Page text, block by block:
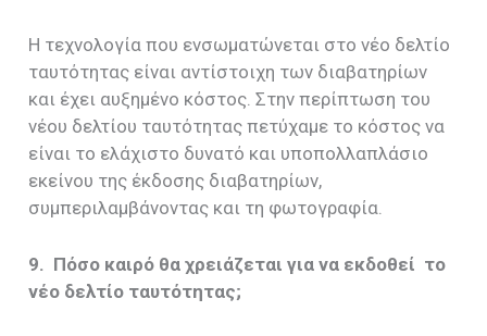
Η τεχνολογία που ενσωματώνεται στο νέο δελτίο
ταυτότητας είναι αντίστοιχη των διαβατηρίων
και έχει αυξημένο κόστος. Στην περίπτωση του
νέου δελτίου ταυτότητας πετύχαμε το κόστος να
είναι το ελάχιστο δυνατό και υποπολλαπλάσιο
εκείνου της έκδοσης διαβατηρίων,
συμπεριλαμβάνοντας και τη φωτογραφία.
9. Πόσο καιρό θα χρειάζεται για να εκδοθεί το
νέο δελτίο ταυτότητας;